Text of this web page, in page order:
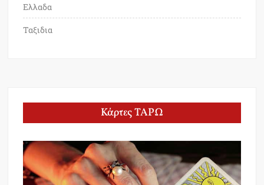
Ελλαδα
Ταξιδια
Κάρτες ΤΑΡΩ